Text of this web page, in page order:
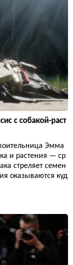
с собакой-раст
Эмма
и растения — ср
стреляет семен
оказываются куд